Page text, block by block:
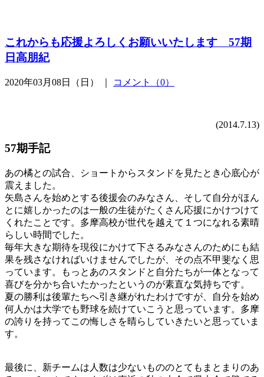
これからも応援よろしくお願いいたします 57期
日高朋紀
2020年03月08日（日） ｜ コメント（0）
(2014.7.13)
57期手記
あの橘との試合、ショートからスタンドを見たとき心底心が
震えました。
矢島さんを始めとする後援会のみなさん、そして自分がほん
とに嬉しかったのは一般の生徒がたくさん応援にかけつけて
くれたことです。多摩高校が世代を越えて１つになれる素晴
らしい時間でした。
毎年大きな期待を現役にかけて下さるみなさんのためにも結
果を残さなければいけませんでしたが、その点不甲斐なく思
っています。もっとあのスタンドと自分たちが一体となって
喜びを分かち合いたかったというのが素直な気持ちです。
夏の勝利は後輩たちへ引き継がれたわけですが、自分を始め
何人かは大学でも野球を続けていこうと思っています。多摩
の誇りを持ってこの悔しさを晴らしていきたいと思っていま
す。
最後に、新チームは人数は少ないもののとてもまとまりのあ